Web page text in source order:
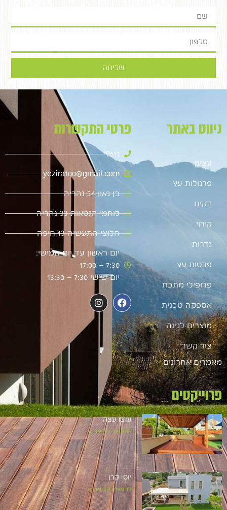
שליחה
ניווט באתר
עצים
פרגולות עץ
דקים
קירוי
גדרות
פלטות עץ
פרופילי מתכת
אספקה טכנית
מוצרים לגינה
צור קשר
מאמרים אחרונים
פרטי התקשרות
9611*
yezira100@gmail.com
בן גאון 34 נהריה
לוחמי הגטאות 33 נהריה
חלוצי התעשיה 13 חיפה
יום ראשון עד יום חמישי:
7:30 – 17:00
יום שישי 7:30 – 13:30
פרוייקטים
עוצו עצה
להמשך קריאה »
יוסי קרן
להמשך קריאה »